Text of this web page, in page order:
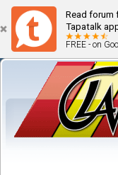
Read forum
Tapatalk
FREE - on